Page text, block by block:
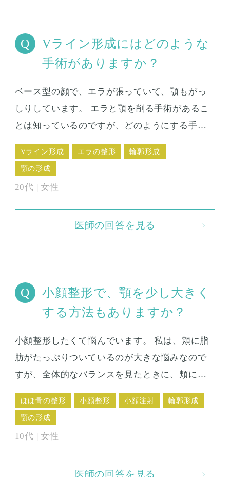
Vライン形成にはどのような
手術がありますか？
ベース型の顔で、エラが張っていて、顎もがっ
しりしています。 エラと顎を削る手術があるこ
とは知っているのですが、どのようにする手術
ですか？ また、エラと顎は同時に手術した方が
いいですか？ あごの下の肉や皮膚がたるんでし
まうかもとか、同時だと痛くてしばらく食事と
かできないんじゃないかとか心配しています。
Vライン形成 エラの整形 輪郭形成
顎の形成
20代 | 女性
医師の回答を見る
小顔整形で、顎を少し大きく
する方法もありますか？
小顔整形したくて悩んでいます。 私は、頬に脂
肪がたっぷりついているのが大きな悩みなので
すが、全体的なバランスを見たときに、頬に比
べて顎がずいぶん小さいため、頬が際立って見
えます。 頬を小さく、顎は少し大きくした方が
よいのでは？？と思うのですが、シリコンや耳
の軟骨を入れるのではなく、もっと手軽な、い
い方法はないでしょうか？
ほほ骨の整形 小顔整形 小顔注射 輪郭形成
顎の形成
10代 | 女性
医師の回答を見る